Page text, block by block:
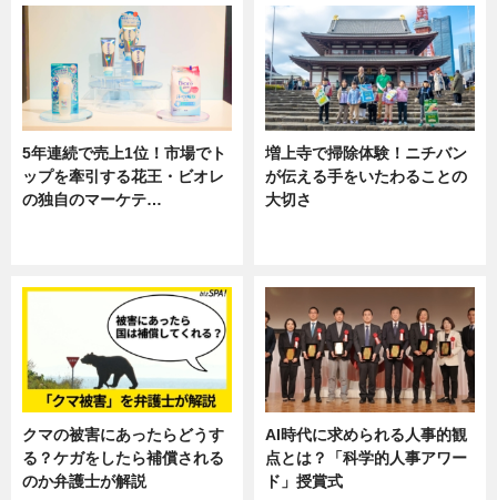
5年連続で売上1位！市場でト
ップを牽引する花王・ビオレ
の独自のマーケテ…
増上寺で掃除体験！ニチバン
が伝える手をいたわることの
大切さ
クマの被害にあったらどうす
る？ケガをしたら補償される
のか弁護士が解説
AI時代に求められる人事的観
点とは？「科学的人事アワー
ド」授賞式